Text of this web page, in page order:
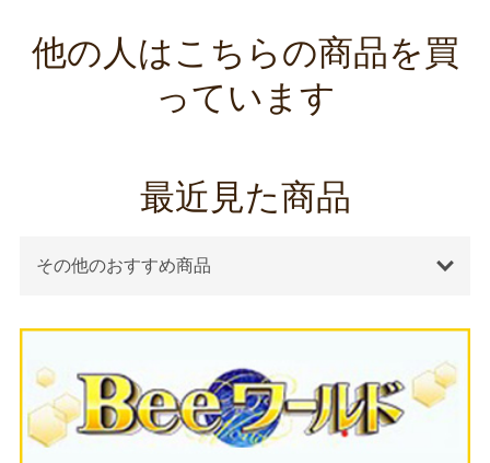
他の人はこちらの商品を買
っています
最近見た商品
その他のおすすめ商品